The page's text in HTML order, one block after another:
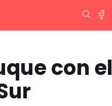
con el